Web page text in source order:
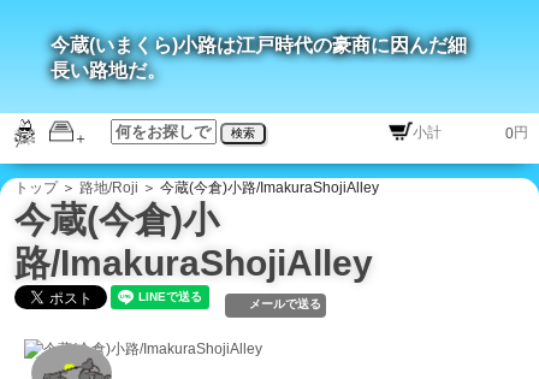
検索 円
今蔵(いまくら)小路は江戸時代の豪商に因んだ細
長い路地だ。
トップ＞ 路地/Roji ＞ 今蔵(今倉)小路/ImakuraShojiAlley
今蔵(今倉)小
路/ImakuraShojiAlley
メールで送る